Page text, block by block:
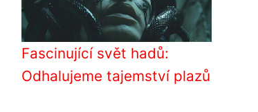
Fascinující svět hadů:
Odhalujeme tajemství plazů